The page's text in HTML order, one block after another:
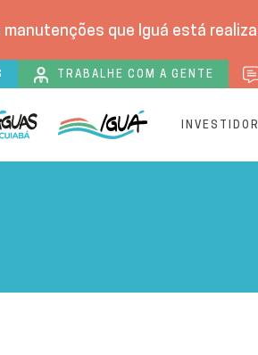
que Iguá está
TRABALHE COM A GENTE
Cuiabá